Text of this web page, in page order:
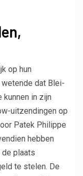
op hun
dat Blei-
in zijn
uitzendingen op
Patek Philippe
hebben
de plaats
te stelen. De